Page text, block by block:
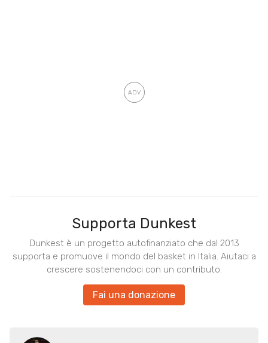
Supporta Dunkest
Dunkest è un progetto autofinanziato che dal 2013
supporta e promuove il mondo del basket in Italia. Aiutaci a
crescere sostenendoci con un contributo.
Fai una donazione